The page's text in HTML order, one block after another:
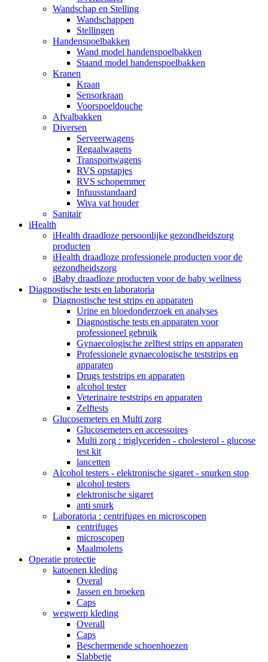
Wandschap en Stelling
Wandschappen
Stellingen
Handenspoelbakken
Wand model handenspoelbakken
Staand model handenspoelbakken
Kranen
Kraan
Sensorkraan
Voorspoeldouche
Afvalbakken
Diversen
Serveerwagens
Regaalwagens
Transportwagens
RVS opstapjes
RVS schopemmer
Infuusstandaard
Wiva vat houder
Sanitair
iHealth
iHealth draadloze persoonlijke gezondheidszorg
producten
iHealth draadloze professionele producten voor de
gezondheidszorg
iBaby draadloze producten voor de baby wellness
Diagnostische tests en laboratoria
Diagnostische test strips en apparaten
Urine en bloedonderzoek en analyses
Diagnostische tests en apparaten voor
professioneel gebruik
Gynaecologische zelftest strips en apparaten
Professionele gynaecologische teststrips en
apparaten
Drugs teststrips en apparaten
alcohol tester
Veterinaire teststrips en apparaten
Zelftests
Glucosemeters en Multi zorg
Glucosemeters en accessoires
Multi zorg : triglyceriden - cholesterol - glucose
test kit
lancetten
Alcohol testers - elektronische sigaret - snurken stop
alcohol testers
elektronische sigaret
anti snurk
Laboratoria : centrifuges en microscopen
centrifuges
microscopen
Maalmolens
Operatie protectie
katoenen kleding
Overal
Jassen en broeken
Caps
wegwerp kleding
Overall
Caps
Beschermende schoenhoezen
Slabbetje